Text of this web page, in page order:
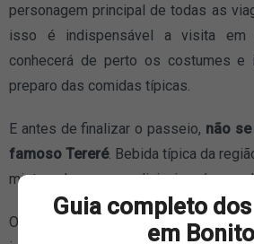
personagem principal de todas as
isso é indispensável a visita em
conhecerá de perto os costumes e
preparo das comidas típicas.
E antes de finalizar o passeio, não
famoso Tereré. Bebida típica da
mistura de ervas medicinais e água
O atrativo é permitido para as
Guia completo
em Bonito